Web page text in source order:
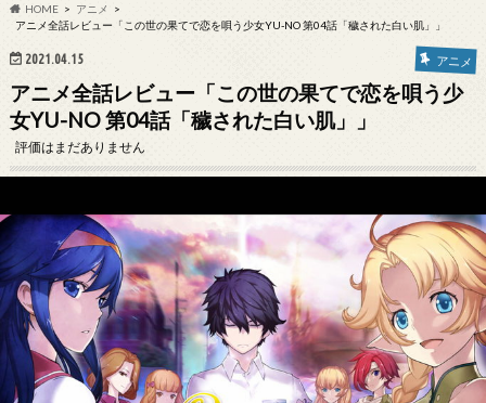
HOME
アニメ
アニメ全話レビュー「この世の果てで恋を唄う少女YU-NO 第04話「穢された白い肌」」
2021.04.15 アニメ
アニメ全話レビュー「この世の果てで恋を唄う少
女YU-NO 第04話「穢された白い肌」」
評価はまだありません